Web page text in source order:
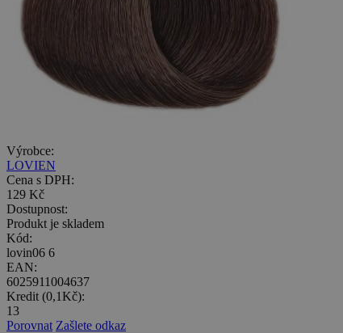
Výrobce:
LOVIEN
Cena s DPH:
129 Kč
Dostupnost:
Produkt je skladem
Kód:
lovin06 6
EAN:
6025911004637
Kredit (0,1Kč):
13
Porovnat Zašlete odkaz